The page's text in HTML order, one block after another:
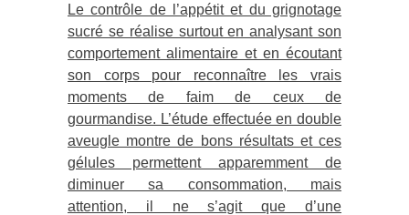
Le contrôle de l’appétit et du grignotage
sucré se réalise surtout en analysant son
comportement alimentaire et en écoutant
son corps pour reconnaître les vrais
moments de faim de ceux de
gourmandise. L’étude effectuée en double
aveugle montre de bons résultats et ces
gélules permettent apparemment de
diminuer sa consommation, mais
attention, il ne s’agit que d’une